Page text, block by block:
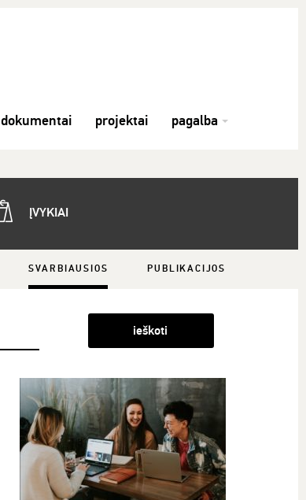
dokumentai projektai pagalba
ĮVYKIAI
SVARBIAUSIOS PUBLIKACIJOS
ieškoti